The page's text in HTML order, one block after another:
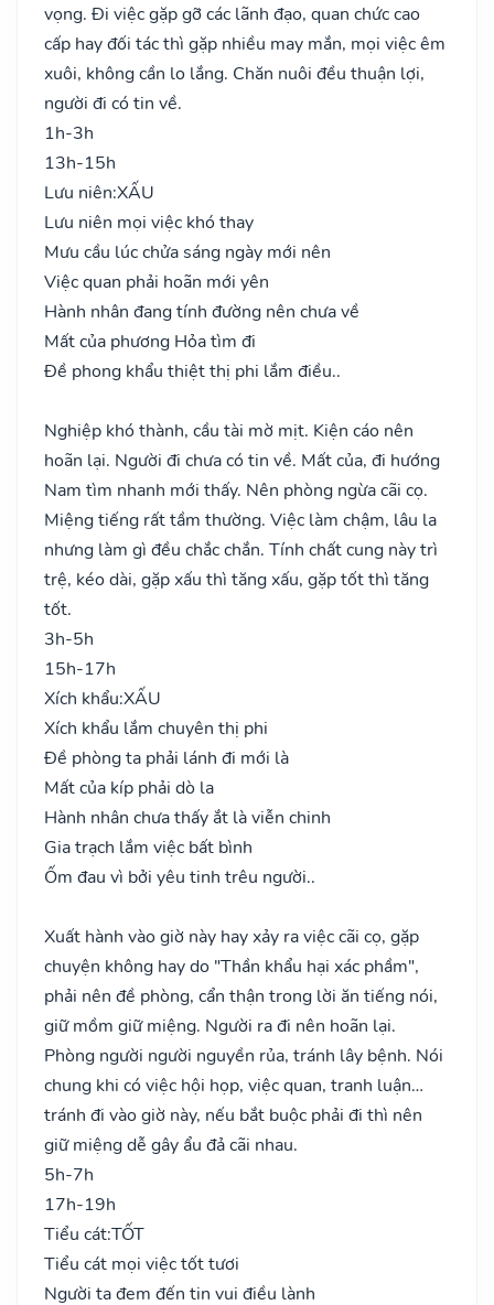
vọng. Đi việc gặp gỡ các lãnh đạo, quan chức cao
cấp hay đối tác thì gặp nhiều may mắn, mọi việc êm
xuôi, không cần lo lắng. Chăn nuôi đều thuận lợi,
người đi có tin về.
1h-3h
13h-15h
Lưu niên:XẤU
Lưu niên mọi việc khó thay
Mưu cầu lúc chửa sáng ngày mới nên
Việc quan phải hoãn mới yên
Hành nhân đang tính đường nên chưa về
Mất của phương Hỏa tìm đi
Đề phong khẩu thiệt thị phi lắm điều..
Nghiệp khó thành, cầu tài mờ mịt. Kiện cáo nên
hoãn lại. Người đi chưa có tin về. Mất của, đi hướng
Nam tìm nhanh mới thấy. Nên phòng ngừa cãi cọ.
Miệng tiếng rất tầm thường. Việc làm chậm, lâu la
nhưng làm gì đều chắc chắn. Tính chất cung này trì
trệ, kéo dài, gặp xấu thì tăng xấu, gặp tốt thì tăng
tốt.
3h-5h
15h-17h
Xích khẩu:XẤU
Xích khẩu lắm chuyên thị phi
Đề phòng ta phải lánh đi mới là
Mất của kíp phải dò la
Hành nhân chưa thấy ắt là viễn chinh
Gia trạch lắm việc bất bình
Ốm đau vì bởi yêu tinh trêu người..
Xuất hành vào giờ này hay xảy ra việc cãi cọ, gặp
chuyện không hay do "Thần khẩu hại xác phầm",
phải nên đề phòng, cẩn thận trong lời ăn tiếng nói,
giữ mồm giữ miệng. Người ra đi nên hoãn lại.
Phòng người người nguyền rủa, tránh lây bệnh. Nói
chung khi có việc hội họp, việc quan, tranh luận…
tránh đi vào giờ này, nếu bắt buộc phải đi thì nên
giữ miệng dễ gây ẩu đả cãi nhau.
5h-7h
17h-19h
Tiểu cát:TỐT
Tiểu cát mọi việc tốt tươi
Người ta đem đến tin vui điều lành